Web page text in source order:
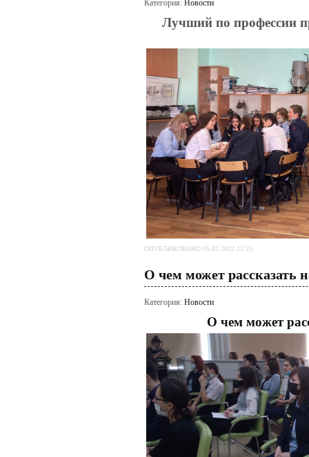
Категория: Новости
Лучший по профессии
ОПУБЛИКОВАНО 05.03.2022 12:23
О чем может рассказать
Категория: Новости
О чем может